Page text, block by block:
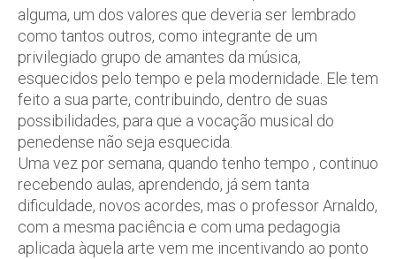
alguma, um dos valores que deveria ser lembrado
como tantos outros, como integrante de um
privilegiado grupo de amantes da música,
esquecidos pelo tempo e pela modernidade. Ele tem
feito a sua parte, contribuindo, dentro de suas
possibilidades, para que a vocação musical do
penedense não seja esquecida.
Uma vez por semana, quando tenho tempo , continuo
recebendo aulas, aprendendo, já sem tanta
dificuldade, novos acordes, mas o professor Arnaldo,
com a mesma paciência e com uma pedagogia
aplicada àquela arte vem me incentivando ao ponto